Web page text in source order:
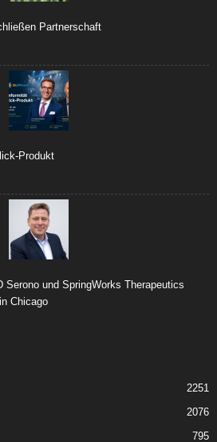
Partnerschaft
Produkt
und SpringWorks Therapeutics
Chicago
2251
2076
795